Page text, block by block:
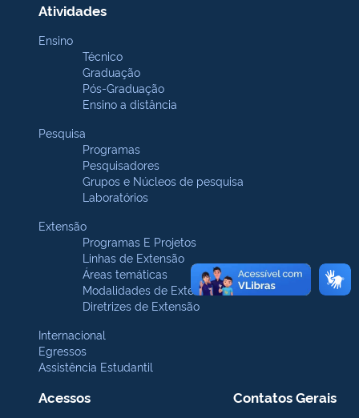
Atividades
Ensino
Técnico
Graduação
Pós-Graduação
Ensino a distância
Pesquisa
Programas
Pesquisadores
Grupos e Núcleos de pesquisa
Laboratórios
Extensão
Programas E Projetos
Linhas de Extensão
Áreas temáticas
Modalidades de Extensão
Diretrizes de Extensão
Internacional
Egressos
Assistência Estudantil
Acessos Contatos Gerais